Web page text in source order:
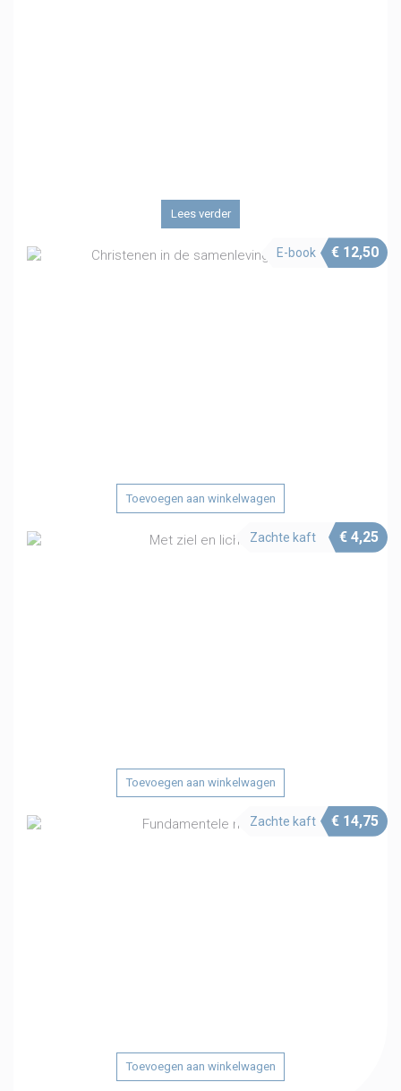
Lees verder
E-book € 12,50
Toevoegen aan winkelwagen
Zachte kaft € 4,25
Toevoegen aan winkelwagen
Zachte kaft € 14,75
Toevoegen aan winkelwagen